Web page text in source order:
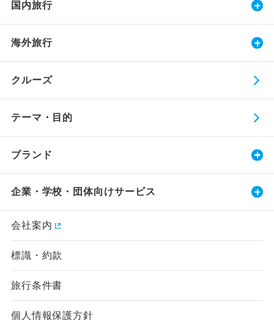
国内旅行
海外旅行
クルーズ
テーマ・目的
ブランド
企業・学校・団体向けサービス
会社案内
標識・約款
旅行条件書
個人情報保護方針